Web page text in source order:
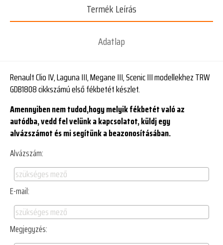
Termék Leírás
Adatlap
Renault Clio IV, Laguna III, Megane III, Scenic III modellekhez TRW
GDB1808 cikkszámú első fékbetét készlet.
Amennyiben nem tudod,hogy melyik fékbetét való az
autódba, vedd fel velünk a kapcsolatot, küldj egy
alvázszámot és mi segítünk a beazonosításában.
Alvázszám:
E-mail:
Megjegyzés: